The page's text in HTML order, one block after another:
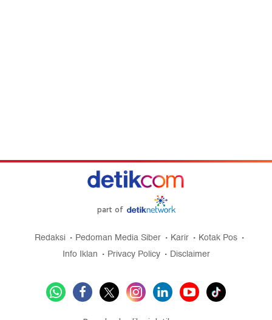
part of
Redaksi Pedoman Media Siber Karir
Kotak Pos
Info Iklan
Privacy Policy Disclaimer